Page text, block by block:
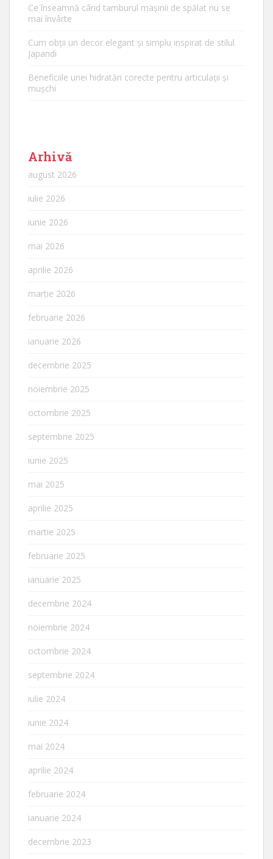
Ce înseamnă când tamburul mașinii de spălat nu se
mai învârte
Cum obții un decor elegant și simplu inspirat de stilul
Japandi
Beneficiile unei hidratări corecte pentru articulații și
mușchi
Arhivă
august 2026
iulie 2026
iunie 2026
mai 2026
aprilie 2026
martie 2026
februarie 2026
ianuarie 2026
decembrie 2025
noiembrie 2025
octombrie 2025
septembrie 2025
iunie 2025
mai 2025
aprilie 2025
martie 2025
februarie 2025
ianuarie 2025
decembrie 2024
noiembrie 2024
octombrie 2024
septembrie 2024
iulie 2024
iunie 2024
mai 2024
aprilie 2024
februarie 2024
ianuarie 2024
decembrie 2023